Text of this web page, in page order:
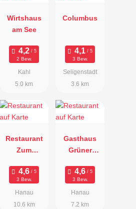
Wirtshaus
am See
2 Bew.
Kahl
5.0 km
Columbus
3 Bew.
Seligenstadt
3.6 km
Restaurant
Zum
3 Bew.
Hanau
10.6 km
Gasthaus
Grüner
3 Bew.
Hanau
7.2 km